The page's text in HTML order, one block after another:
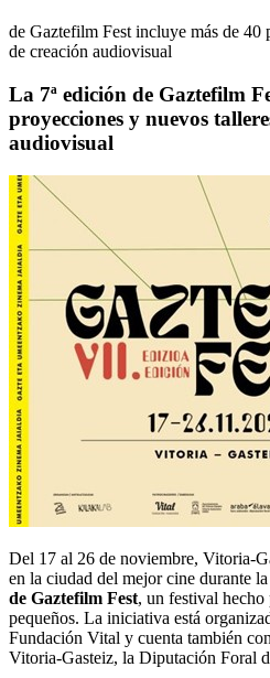
de Gaztefilm Fest incluye más de 40
de creación audiovisual
La 7ª edición de Gaztefilm
proyecciones y nuevos
audiovisual
Del 17 al 26 de noviembre, Vitoria-
en la ciudad del mejor cine durante la
de Gaztefilm Fest, un festival hecho
pequeños. La iniciativa está
Fundación Vital y cuenta también
Vitoria-Gasteiz, la Diputación Foral